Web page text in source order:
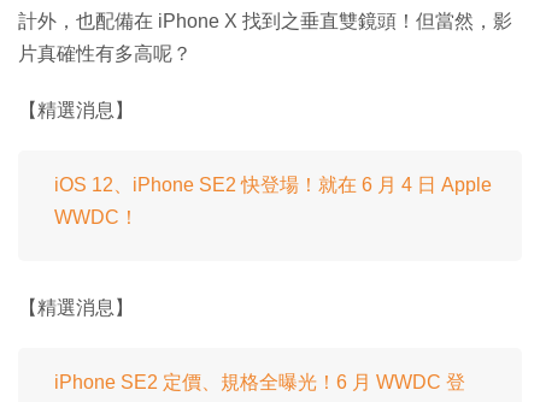
計外，也配備在 iPhone X 找到之垂直雙鏡頭！但當然，影
片真確性有多高呢？
【精選消息】
iOS 12、iPhone SE2 快登場！就在 6 月 4 日 Apple
WWDC！
【精選消息】
iPhone SE2 定價、規格全曝光！6 月 WWDC 登